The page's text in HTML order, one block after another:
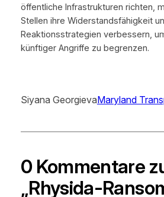
öffentliche Infrastrukturen richten,
Stellen ihre Widerstandsfähigkeit
Reaktionsstrategien verbessern,
künftiger Angriffe zu begrenzen.
Siyana GeorgievaMaryland
0 Kommentare
„Rhysida-